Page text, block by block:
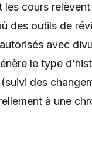
les cours
des outils de
avec
le type
des
à une